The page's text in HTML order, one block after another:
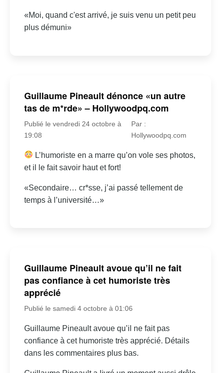
«Moi, quand c'est arrivé, je suis venu un petit peu
plus démuni»
Guillaume Pineault dénonce «un autre
tas de m*rde» – Hollywoodpq.com
Publié le vendredi 24 octobre à
19:08
Par :
Hollywoodpq.com
L’humoriste en a marre qu’on vole ses photos,
et il le fait savoir haut et fort!
«Secondaire… cr*sse, j’ai passé tellement de
temps à l’université…»
Guillaume Pineault avoue qu’il ne fait
pas confiance à cet humoriste très
apprécié
Publié le samedi 4 octobre à 01:06
Guillaume Pineault avoue qu’il ne fait pas
confiance à cet humoriste très apprécié. Détails
dans les commentaires plus bas.